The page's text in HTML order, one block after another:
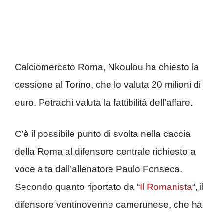
Calciomercato Roma, Nkoulou ha chiesto la
cessione al Torino, che lo valuta 20 milioni di
euro. Petrachi valuta la fattibilità dell’affare.
C’è il possibile punto di svolta nella caccia
della Roma al difensore centrale richiesto a
voce alta dall’allenatore Paulo Fonseca.
Secondo quanto riportato da “Il Romanista“, il
difensore ventinovenne camerunese, che ha